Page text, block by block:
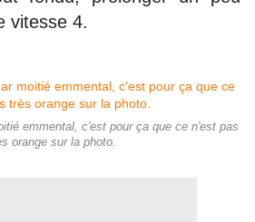
vitesse 4.
emmental, c'est pour ça que ce n'est pas
orange sur la photo.